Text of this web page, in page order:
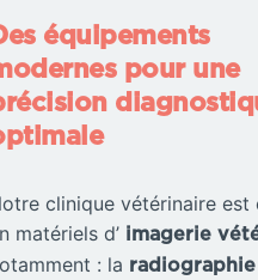
équipements
pour une
clinique vétérinaire est
matériels d’ imagerie
: la radiographie